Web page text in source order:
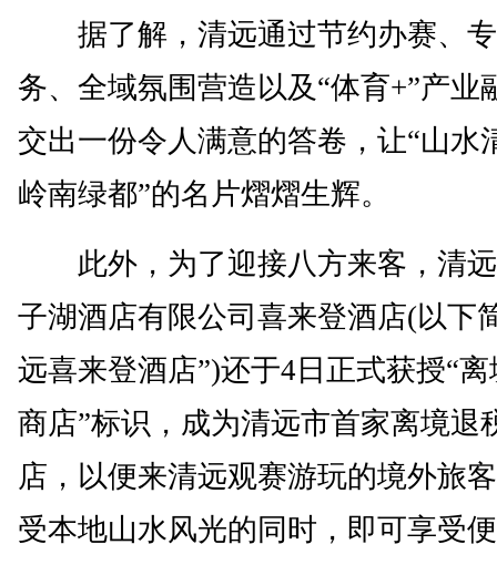
据了解，清远通过节约办赛、
务、全域氛围营造以及“体育+”产业
交出一份令人满意的答卷，让“山水
岭南绿都”的名片熠熠生辉。
此外，为了迎接八方来客，清
子湖酒店有限公司喜来登酒店(以下
远喜来登酒店”)还于4日正式获授“
商店”标识，成为清远市首家离境退
店，以便来清远观赛游玩的境外旅
受本地山水风光的同时，即可享受